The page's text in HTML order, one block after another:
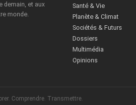
demain, et aux
monde.
Santé & Vie
Planète & Climat
Sociétés & Futurs
Dossiers
Multimédia
Opinions
Comprendre. Transmettre.